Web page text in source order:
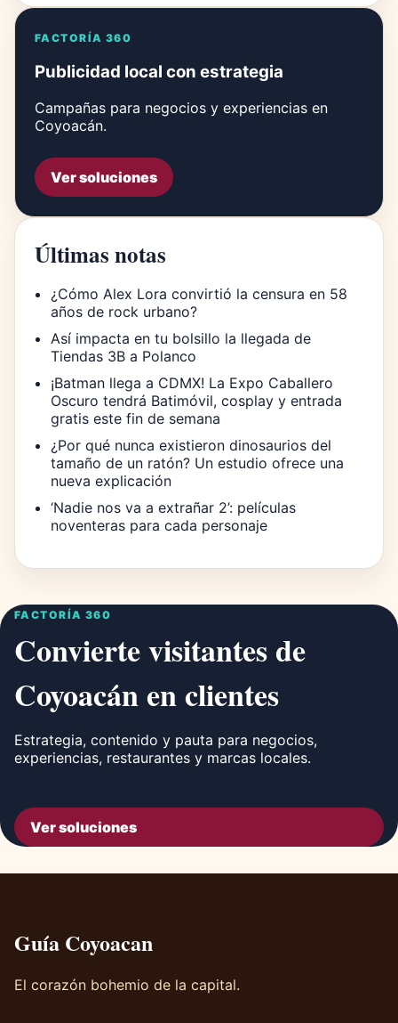
FACTORÍA 360
Publicidad local con estrategia
Campañas para negocios y experiencias en
Coyoacán.
Ver soluciones
Últimas notas
¿Cómo Alex Lora convirtió la censura en 58
años de rock urbano?
Así impacta en tu bolsillo la llegada de
Tiendas 3B a Polanco
¡Batman llega a CDMX! La Expo Caballero
Oscuro tendrá Batimóvil, cosplay y entrada
gratis este fin de semana
¿Por qué nunca existieron dinosaurios del
tamaño de un ratón? Un estudio ofrece una
nueva explicación
‘Nadie nos va a extrañar 2’: películas
noventeras para cada personaje
FACTORÍA 360
Convierte visitantes de
Coyoacán en clientes
Estrategia, contenido y pauta para negocios,
experiencias, restaurantes y marcas locales.
Ver soluciones
Guía Coyoacan
El corazón bohemio de la capital.